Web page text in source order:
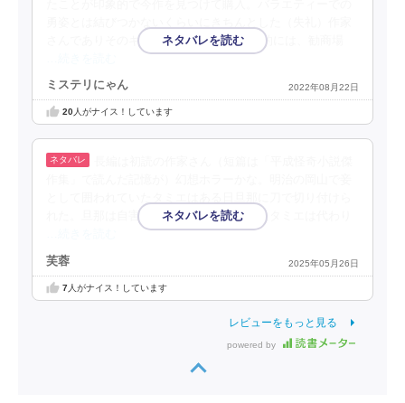
さんでありそのギャップが面白い。 個人的には、勧商場
ミステリにゃん 2022年08月22日
20人がナイス！しています
れた。旦那は自害し、左目と美貌を失ったタミエは代わり
芙蓉 2025年05月26日
7人がナイス！しています
レビューをもっと見る
powered by